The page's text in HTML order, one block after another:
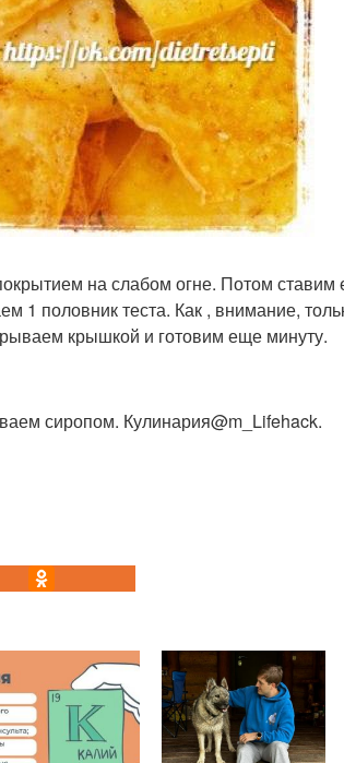
на слабом огне. Потом ставим
1 половник теста. Как , внимание,
крышкой и готовим еще минуту.
сиропом. Кулинария@m_Lifehack.